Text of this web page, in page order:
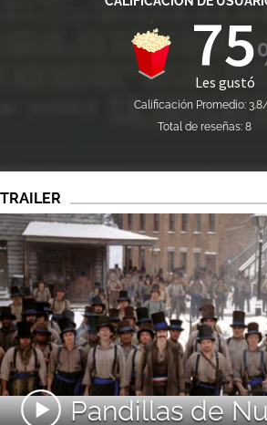
75
Les gustó
Calificación Promedio:
Total de reseñas: 8
TRAILER
Pandillas de